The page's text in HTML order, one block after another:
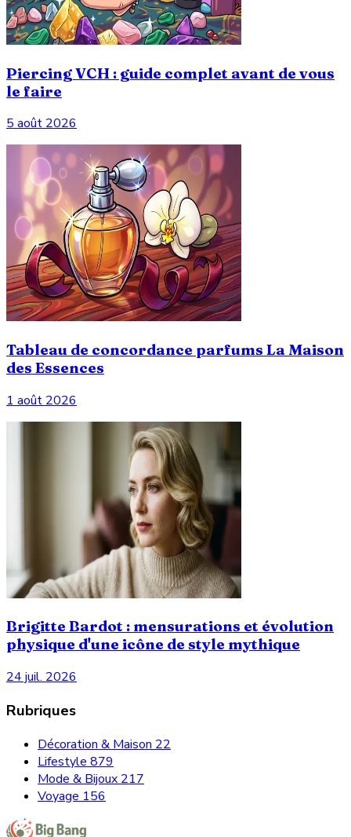
Piercing VCH : guide complet avant de vous
le faire
5 août 2026
Tableau de concordance parfums La Maison
des Essences
1 août 2026
Brigitte Bardot : mensurations et évolution
physique d'une icône de style mythique
24 juil. 2026
Rubriques
Décoration & Maison 22
Lifestyle 879
Mode & Bijoux 217
Voyage 156